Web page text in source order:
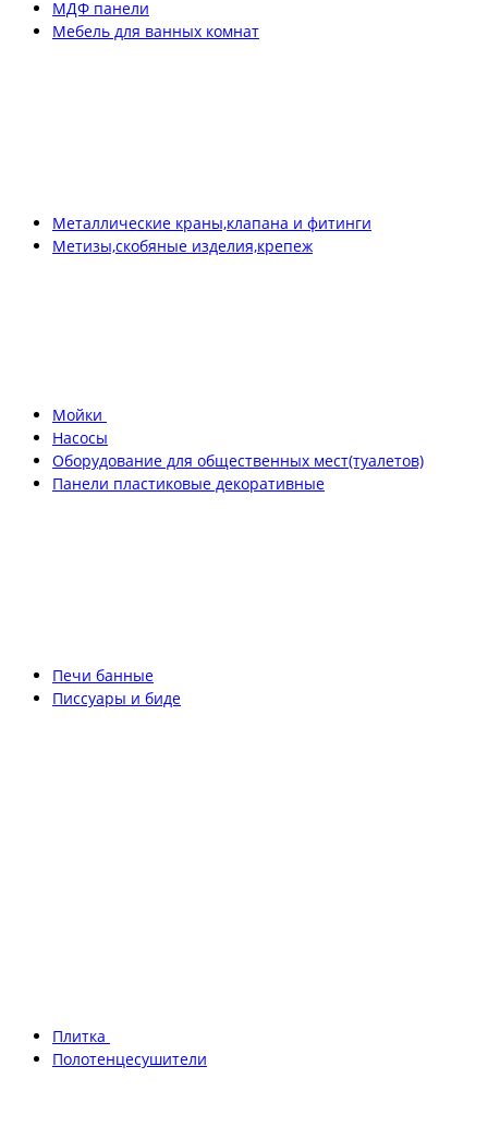
МДФ панели
Мебель для ванных комнат
Металлические краны,клапана и фитинги
Метизы,скобяные изделия,крепеж
Мойки
Насосы
Оборудование для общественных мест(туалетов)
Панели пластиковые декоративные
Печи банные
Писсуары и биде
Плитка
Полотенцесушители